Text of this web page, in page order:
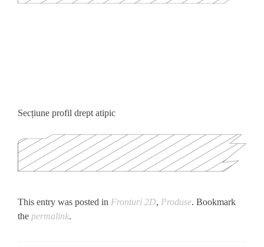
Secțiune profil drept atipic
This entry was posted in Fronturi 2D, Produse. Bookmark
the permalink.